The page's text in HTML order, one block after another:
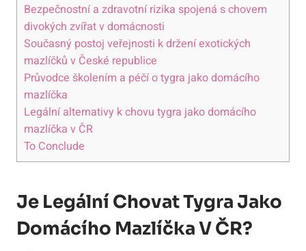
Bezpečnostní a zdravotní rizika spojená s chovem
divokých zvířat v domácnosti
Současný postoj veřejnosti k držení exotických
mazlíčků v České republice
Průvodce školením a péčí o tygra jako domácího
mazlíčka
Legální alternativy k chovu tygra jako domácího
mazlíčka v ČR
To Conclude
Je Legální Chovat Tygra Jako
Domácího Mazlíčka V ČR?